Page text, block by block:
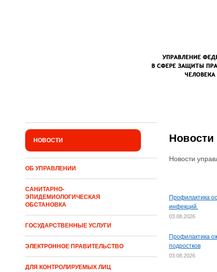
НОВОСТИ
ОБ УПРАВЛЕНИИ
САНИТАРНО-
ЭПИДЕМИОЛОГИЧЕСКАЯ
ОБСТАНОВКА
ГОСУДАРСТВЕННЫЕ УСЛУГИ
ЭЛЕКТРОННОЕ ПРАВИТЕЛЬСТВО
ДЛЯ КОНТРОЛИРУЕМЫХ ЛИЦ
Новости
Новости
Профилактика
инфекций.
03.08.2026
Профилактика
подростков
03.08.2026